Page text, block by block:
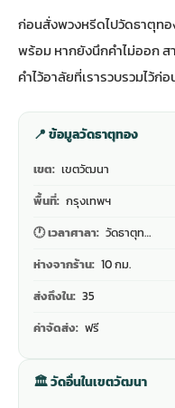
ก่อนสั่งพวงหรีดไปวัดธาตุทอ
พร้อม หากยังนึกคำไม่ออก ส
คำไว้อาลัยที่เรารวบรวมไว้ก่
📍 ข้อมูลวัดธาตุทอง
เขต: เขตวัฒนา
พื้นที่: กรุงเทพฯ
🕐 เวลาศาลา: วัดธาตุท…
ห่างจากร้าน: 10 กม.
ส่งถึงใน: 35
ค่าจัดส่ง: ฟรี
🏛 วัดอื่นในเขตวัฒนา